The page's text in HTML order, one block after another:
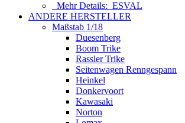
Mehr Details: ESVAL
ANDERE HERSTELLER
Maßstab 1/18
Duesenberg
Boom Trike
Rassler Trike
Seitenwagen Renngespann
Heinkel
Donkervoort
Kawasaki
Norton